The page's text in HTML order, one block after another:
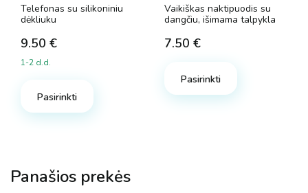
Telefonas su silikoniniu
dėkliuku
9.50 €
1-2 d.d.
Pasirinkti
Vaikiškas naktipuodis su
dangčiu, išimama talpykla
7.50 €
Pasirinkti
Panašios prekės